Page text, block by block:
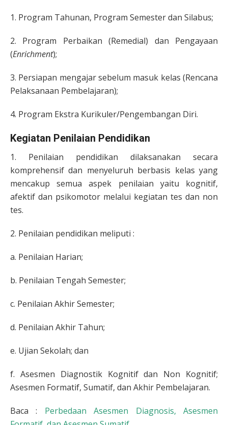
1. Program Tahunan, Program Semester dan Silabus;
2. Program Perbaikan (Remedial) dan Pengayaan
(Enrichment);
3. Persiapan mengajar sebelum masuk kelas (Rencana
Pelaksanaan Pembelajaran);
4. Program Ekstra Kurikuler/Pengembangan Diri.
Kegiatan Penilaian Pendidikan
1. Penilaian pendidikan dilaksanakan secara
komprehensif dan menyeluruh berbasis kelas yang
mencakup semua aspek penilaian yaitu kognitif,
afektif dan psikomotor melalui kegiatan tes dan non
tes.
2. Penilaian pendidikan meliputi :
a. Penilaian Harian;
b. Penilaian Tengah Semester;
c. Penilaian Akhir Semester;
d. Penilaian Akhir Tahun;
e. Ujian Sekolah; dan
f. Asesmen Diagnostik Kognitif dan Non Kognitif;
Asesmen Formatif, Sumatif, dan Akhir Pembelajaran.
Baca : Perbedaan Asesmen Diagnosis, Asesmen